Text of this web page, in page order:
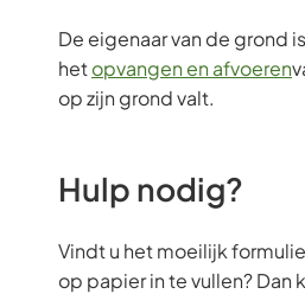
De eigenaar van de grond
hetopvangen en afvoeren
op zijn grond valt.
Hulp nodig?
Vindt u het moeilijk
op papier in te vullen? Dan